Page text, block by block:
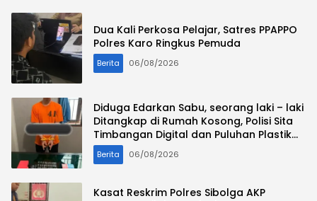
Dua Kali Perkosa Pelajar, Satres PPAPPO
Polres Karo Ringkus Pemuda
Berita 06/08/2026
Diduga Edarkan Sabu, seorang laki – laki
Ditangkap di Rumah Kosong, Polisi Sita
Timbangan Digital dan Puluhan Plastik
Klip
Berita 06/08/2026
Kasat Reskrim Polres Sibolga AKP